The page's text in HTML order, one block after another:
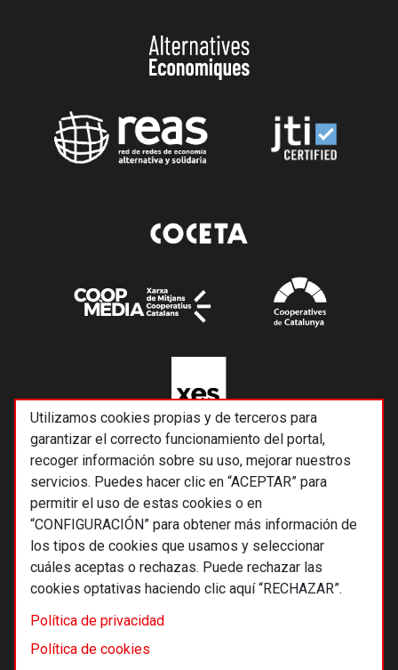
Utilizamos cookies propias y de terceros para
garantizar el correcto funcionamiento del portal,
recoger información sobre su uso, mejorar nuestros
servicios. Puedes hacer clic en “ACEPTAR” para
permitir el uso de estas cookies o en
“CONFIGURACIÓN” para obtener más información de
los tipos de cookies que usamos y seleccionar
cuáles aceptas o rechazas. Puede rechazar las
cookies optativas haciendo clic aquí “RECHAZAR”.
Política de privacidad
Política de cookies
© 2026 Alternativas económicas SCCL
Footer
Términos y condiciones de uso